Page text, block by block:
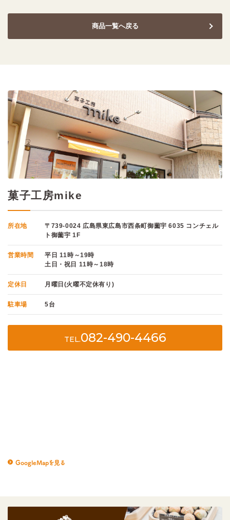
商品一覧へ戻る
菓子工房mike
所在地
〒739-0024 広島県東広島市西条町御薗宇 6035 コンチェル
ト御薗宇 1F
営業時間
平日 11時～19時
土日・祝日 11時～18時
定休日 月曜日(火曜不定休有り)
駐車場 5台
TEL.082-490-4466
GoogleMapを見る